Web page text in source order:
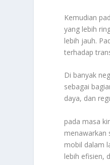
Kemudian
yang lebih
lebih jauh.
terhadap
Di banyak
sebagai
daya, dan
pada masa
menawarkan
mobil dalam
lebih efisien,